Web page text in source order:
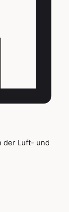
der Luft- und